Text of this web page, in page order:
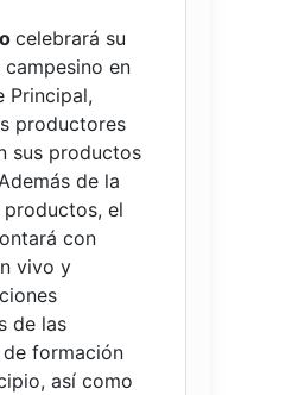
celebrará su
en
Principal,
productores
sus productos
de la
el
con
vivo y
de las
de formación
así como